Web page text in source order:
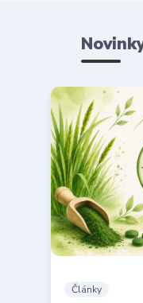
Články